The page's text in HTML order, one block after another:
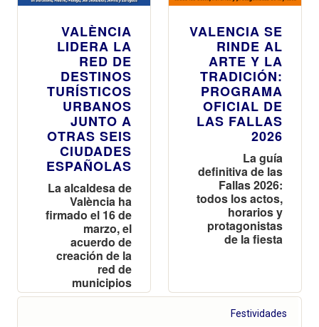
VALÈNCIA
LIDERA LA
RED DE
DESTINOS
TURÍSTICOS
URBANOS
JUNTO A
OTRAS SEIS
CIUDADES
ESPAÑOLAS
La alcaldesa de
València ha
firmado el 16 de
marzo, el
acuerdo de
creación de la
red de
municipios
junto a
VALENCIA SE
RINDE AL
ARTE Y LA
TRADICIÓN:
PROGRAMA
OFICIAL DE
LAS FALLAS
2026
La guía
definitiva de las
Fallas 2026:
todos los actos,
horarios y
protagonistas
de la fiesta
Festividades